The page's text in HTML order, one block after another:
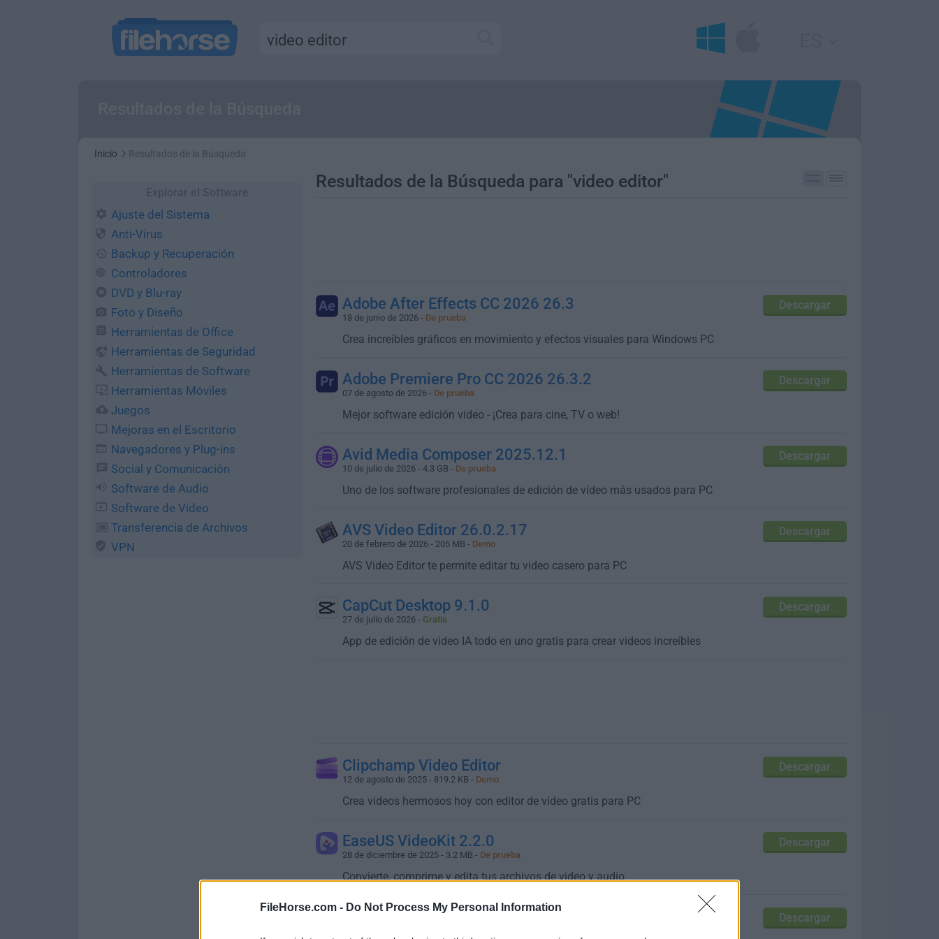
FileHorse.com - Do Not Process My Personal Information
Inicio Resultados de la Búsqueda
Ajuste del Sistema
Anti-Virus
Backup y Recuperación
Controladores
DVD y Blu-ray
Foto y Diseño
Herramientas de Office
Herramientas de Seguridad
Herramientas de Software
Herramientas Móviles
Juegos
Mejoras en el Escritorio
Navegadores y Plug-ins
Social y Comunicación
Software de Audio
Software de Vídeo
Transferencia de Archivos
VPN
Resultados de la Búsqueda para "video editor"
Descargar
Adobe After Effects CC 2026 26.3
18 de junio de 2026 - De prueba
Crea increíbles gráficos en movimiento y efectos visuales para Windows PC
Descargar
Adobe Premiere Pro CC 2026 26.3.2
07 de agosto de 2026 - De prueba
Mejor software edición video - ¡Crea para cine, TV o web!
Descargar
Avid Media Composer 2025.12.1
10 de julio de 2026 - 4.3 GB - De prueba
Uno de los software profesionales de edición de vídeo más usados para PC
Descargar
AVS Video Editor 26.0.2.17
20 de febrero de 2026 - 205 MB - Demo
AVS Video Editor te permite editar tu video casero para PC
Descargar
CapCut Desktop 9.1.0
27 de julio de 2026 - Gratis
App de edición de video IA todo en uno gratis para crear videos increíbles
Descargar
Clipchamp Video Editor
12 de agosto de 2025 - 819.2 KB - Demo
Crea videos hermosos hoy con editor de video gratis para PC
Descargar
EaseUS VideoKit 2.2.0
28 de diciembre de 2025 - 3.2 MB - De prueba
Convierte, comprime y edita tus archivos de video y audio
Descargar
HeyGen - AI Video Generator